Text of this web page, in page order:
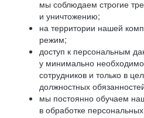
мы соблюдаем строгие
и уничтожению;
на территории нашей
режим;
доступ к персональным
у минимально
сотрудников и только в
должностных
мы постоянно обучаем
в обработке